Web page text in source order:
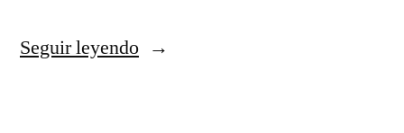
Seguir leyendo«Importancia